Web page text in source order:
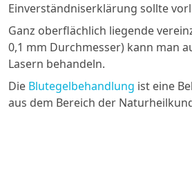
Einverständniserklärung sollte
Ganz oberflächlich liegende
0,1 mm Durchmesser) kann man
Lasern behandeln.
Die Blutegelbehandlung ist eine
aus dem Bereich der